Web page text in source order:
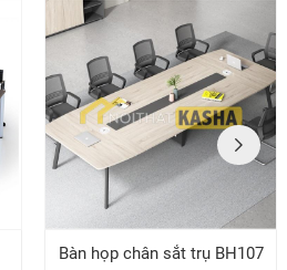
Bàn họp chân sắt trụ BH107